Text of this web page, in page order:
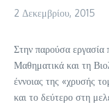
2 Δεκεμβρίου, 2015
Στην παρούσα εργασία
Μαθηματικά και τη
έννοιας της «χρυσής
και το δεύτερο στη